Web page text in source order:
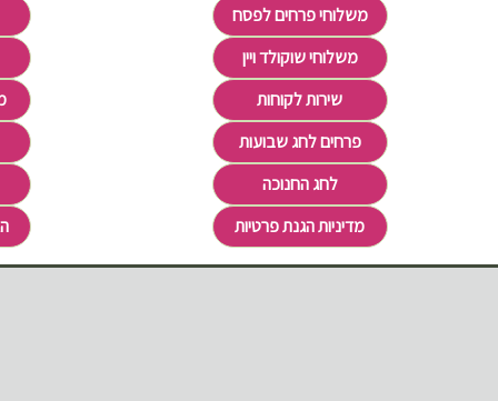
משלוחי פרחים לפסח
משלוחי שוקולד ויין
שירות לקוחות
פרחים לחג שבועות
לחג החנוכה
מדיניות הגנת פרטיות